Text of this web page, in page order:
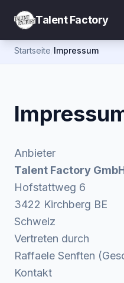
Talent Factory
Startseite Impressum
Anbieter
Talent Factory
Hofstattweg 6
3422 Kirchberg BE
Schweiz
Vertreten durch
Raffaele Senften
Kontakt